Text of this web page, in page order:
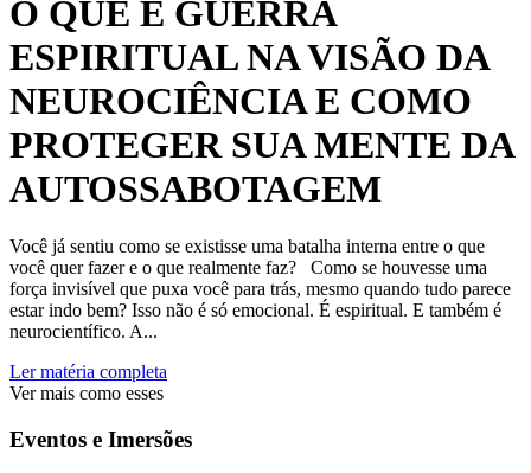
O QUE É GUERRA
ESPIRITUAL NA VISÃO DA
NEUROCIÊNCIA E COMO
PROTEGER SUA MENTE DA
AUTOSSABOTAGEM
Você já sentiu como se existisse uma batalha interna entre o que
você quer fazer e o que realmente faz? Como se houvesse uma
força invisível que puxa você para trás, mesmo quando tudo parece
estar indo bem? Isso não é só emocional. É espiritual. E também é
neurocientífico. A...
Ler matéria completa
Ver mais como esses
Eventos e Imersões